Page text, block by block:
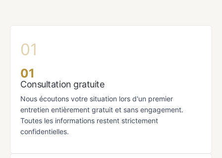
01
Consultation gratuite
Nous écoutons votre situation lors d'un premier
entretien entièrement gratuit et sans engagement.
Toutes les informations restent strictement
confidentielles.